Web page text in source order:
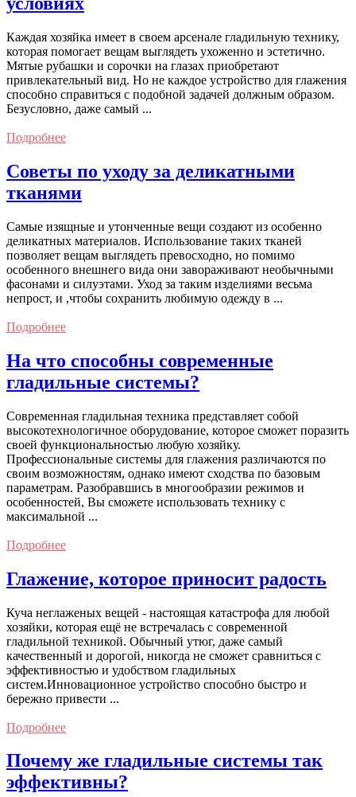
Каждая хозяйка имеет в своем арсенале гладильную технику,
которая помогает вещам выглядеть ухоженно и эстетично.
Мятые рубашки и сорочки на глазах приобретают
привлекательный вид. Но не каждое устройство для глажения
способно справиться с подобной задачей должным образом.
Безусловно, даже самый ...
Подробнее
Советы по уходу за деликатными
тканями
Самые изящные и утонченные вещи создают из особенно
деликатных материалов. Использование таких тканей
позволяет вещам выглядеть превосходно, но помимо
особенного внешнего вида они завораживают необычными
фасонами и силуэтами. Уход за таким изделиями весьма
непрост, и ,чтобы сохранить любимую одежду в ...
Подробнее
На что способны современные
гладильные системы?
Современная гладильная техника представляет собой
высокотехнологичное оборудование, которое сможет поразить
своей функциональностью любую хозяйку.
Профессиональные системы для глажения различаются по
своим возможностям, однако имеют сходства по базовым
параметрам. Разобравшись в многообразии режимов и
особенностей, Вы сможете использовать технику с
максимальной ...
Подробнее
Глажение, которое приносит радость
Куча неглаженых вещей - настоящая катастрофа для любой
хозяйки, которая ещё не встречалась с современной
гладильной техникой. Обычный утюг, даже самый
качественный и дорогой, никогда не сможет сравниться с
эффективностью и удобством гладильных
систем.Инновационное устройство способно быстро и
бережно привести ...
Подробнее
Почему же гладильные системы так
эффективны?